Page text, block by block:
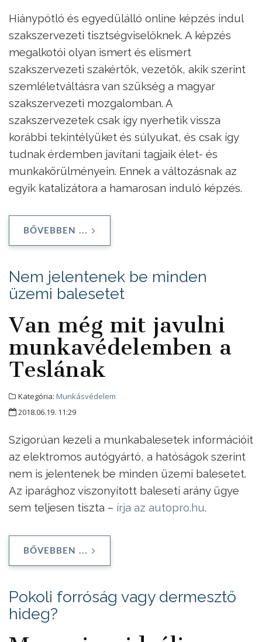
Hiánypótló és egyedülálló online képzés indul
szakszervezeti tisztségviselőknek. A képzés
megalkotói olyan ismert és elismert
szakszervezeti szakértők, vezetők, akik szerint
szemléletváltásra van szükség a magyar
szakszervezeti mozgalomban. A
szakszervezetek csak így nyerhetik vissza
korábbi tekintélyüket és súlyukat, és csak így
tudnak érdemben javítani tagjaik élet- és
munkakörülményein. Ennek a változásnak az
egyik katalizátora a hamarosan induló képzés.
BŐVEBBEN ...
Nem jelentenek be minden
üzemi balesetet
Van még mit javulni
munkavédelemben a
Teslának
Kategória: Munkásvédelem
2018.06.19. 11:29
Szigorúan kezeli a munkabalesetek információit
az elektromos autógyártó, a hatóságok szerint
nem is jelentenek be minden üzemi balesetet.
Az iparághoz viszonyított baleseti arány ügye
sem teljesen tiszta – írja az autopro.hu.
BŐVEBBEN ...
Pokoli forróság vagy dermesztő
hideg?